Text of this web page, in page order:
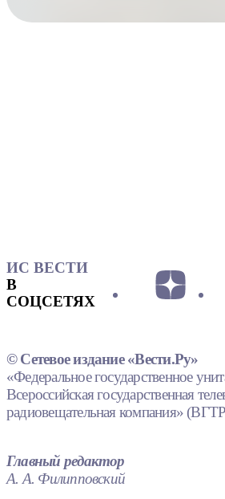
ИС ВЕСТИ
В
СОЦСЕТЯХ
© Сетевое издание «Вести.Ру»
«Федеральное государственное
Всероссийская государственная
радиовещательная компания»
Главный редактор
А. А. Филипповский